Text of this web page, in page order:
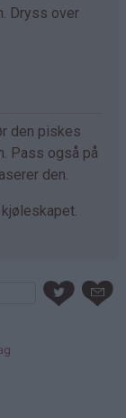
Dryss over
den piskes
Pass også på
den.